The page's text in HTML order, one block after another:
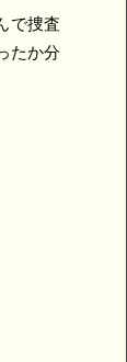
で捜査
たか分